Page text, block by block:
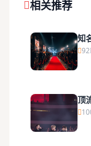
相关推荐
知
92
顶